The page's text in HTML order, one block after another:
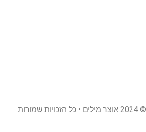
© 2024 אוצר מילים • כל הזכויות שמורות